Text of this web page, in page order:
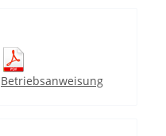
Betriebsanweisung